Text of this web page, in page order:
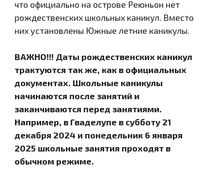
что официально на острове Реюньон нет
рождественских школьных каникул. Вместо
них установлены Южные летние каникулы.
ВАЖНО!!! Даты рождественских каникул
трактуются так же, как в официальных
документах. Школьные каникулы
начинаются после занятий и
заканчиваются перед занятиями.
Например, в Гваделупе в субботу 21
декабря 2024 и понедельник 6 января
2025 школьные занятия проходят в
обычном режиме.